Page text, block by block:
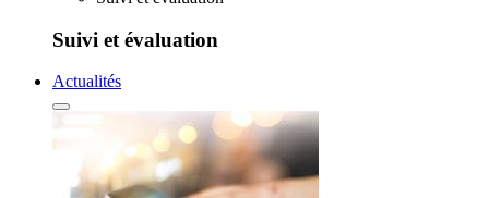
Suivi et évaluation
Actualités